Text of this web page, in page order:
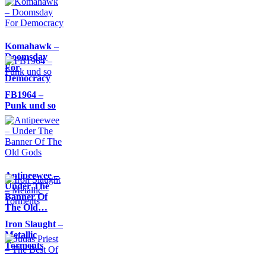
Komahawk –
Doomsday
For
Democracy
FB1964 –
Punk und so
Antipeewee –
Under The
Banner Of
The Old…
Iron Slaught –
Metallic
Torments